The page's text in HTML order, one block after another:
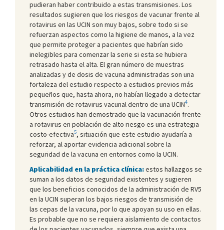
pudieran haber contribuido a estas transmisiones. Los
resultados sugieren que los riesgos de vacunar frente al
rotavirus en las UCIN son muy bajos, sobre todo si se
refuerzan aspectos como la higiene de manos, a la vez
que permite proteger a pacientes que habrían sido
inelegibles para comenzar la serie si esta se hubiera
retrasado hasta el alta. El gran número de muestras
analizadas y de dosis de vacuna administradas son una
fortaleza del estudio respecto a estudios previos más
pequeños que, hasta ahora, no habían llegado a detectar
transmisión de rotavirus vacunal dentro de una UCIN4.
Otros estudios han demostrado que la vacunación frente
a rotavirus en población de alto riesgo es una estrategia
costo-efectiva5, situación que este estudio ayudaría a
reforzar, al aportar evidencia adicional sobre la
seguridad de la vacuna en entornos como la UCIN.
Aplicabilidad en la práctica clínica:estos hallazgos se
suman a los datos de seguridad existentes y sugieren
que los beneficios conocidos de la administración de RV5
en la UCIN superan los bajos riesgos de transmisión de
las cepas de la vacuna, por lo que apoyan su uso en ellas.
Es probable que no se requiera aislamiento de contactos